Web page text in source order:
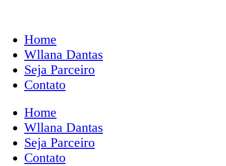
Home
Wllana Dantas
Seja Parceiro
Contato
Home
Wllana Dantas
Seja Parceiro
Contato